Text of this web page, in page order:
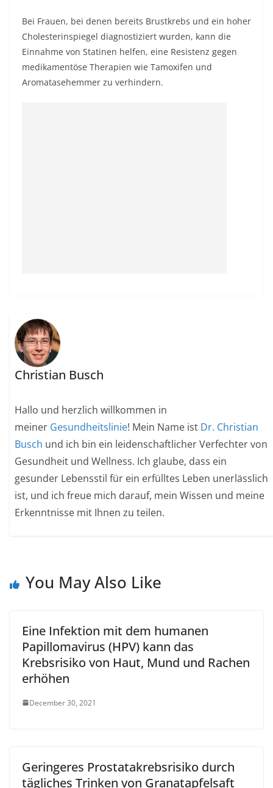
Bei Frauen, bei denen bereits Brustkrebs und ein hoher
Cholesterinspiegel diagnostiziert wurden, kann die
Einnahme von Statinen helfen, eine Resistenz gegen
medikamentöse Therapien wie Tamoxifen und
Aromatasehemmer zu verhindern.
Christian Busch
Hallo und herzlich willkommen in
meiner Gesundheitslinie! Mein Name ist Dr. Christian
Busch und ich bin ein leidenschaftlicher Verfechter von
Gesundheit und Wellness. Ich glaube, dass ein
gesunder Lebensstil für ein erfülltes Leben unerlässlich
ist, und ich freue mich darauf, mein Wissen und meine
Erkenntnisse mit Ihnen zu teilen.
You May Also Like
Eine Infektion mit dem humanen
Papillomavirus (HPV) kann das
Krebsrisiko von Haut, Mund und Rachen
erhöhen
December 30, 2021
Geringeres Prostatakrebsrisiko durch
tägliches Trinken von Granatapfelsaft